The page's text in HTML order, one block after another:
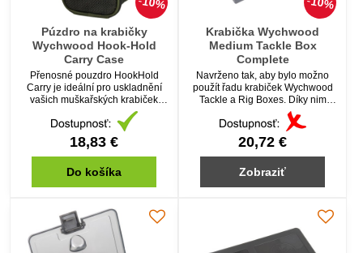
Púzdro na krabičky
Wychwood Hook-Hold
Carry Case
Přenosné pouzdro HookHold
Carry je ideální pro uskladnění
vašich muškařských krabiček
18,83 €
Do košíka
Krabička Wychwood
Medium Tackle Box
Complete
Navrženo tak, aby bylo možno
použít řadu krabiček Wychwood
Tackle a Rig Boxes. Díky nim
vaše bižuterie zůstane vždy
přehledná a organizovaná.
Vyrobeno z kvalitního pevného
plastu.
20,72 €
Zobraziť